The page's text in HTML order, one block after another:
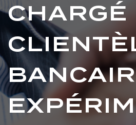
CHARGÉ